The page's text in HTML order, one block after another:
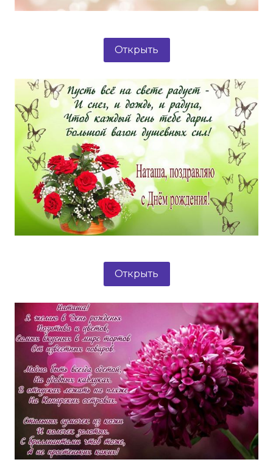
Открыть
Открыть